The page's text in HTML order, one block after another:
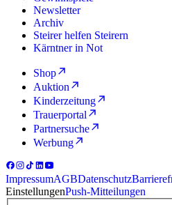
Newsletter
Archiv
Steirer helfen Steirern
Kärntner in Not
Shop
Auktion
Kinderzeitung
Trauerportal
Partnersuche
Werbung
ImpressumAGBDatenschutz
EinstellungenPush-Mitteilungen